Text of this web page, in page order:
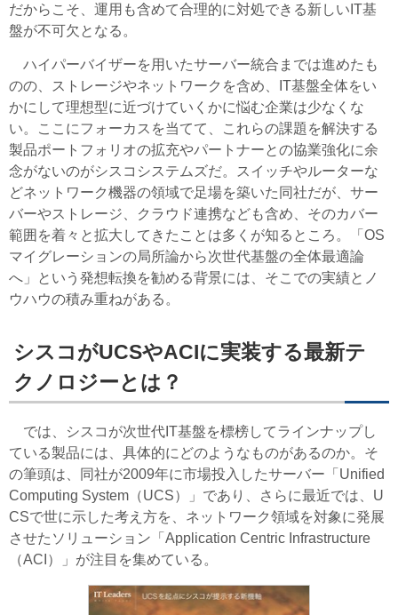
だからこそ、運用も含めて合理的に対処できる新しいIT基
盤が不可欠となる。
ハイパーバイザーを用いたサーバー統合までは進めたも
のの、ストレージやネットワークを含め、IT基盤全体をい
かにして理想型に近づけていくかに悩む企業は少なくな
い。ここにフォーカスを当てて、これらの課題を解決する
製品ポートフォリオの拡充やパートナーとの協業強化に余
念がないのがシスコシステムズだ。スイッチやルーターな
どネットワーク機器の領域で足場を築いた同社だが、サー
バーやストレージ、クラウド連携なども含め、そのカバー
範囲を着々と拡大してきたことは多くが知るところ。「OS
マイグレーションの局所論から次世代基盤の全体最適論
へ」という発想転換を勧める背景には、そこでの実績とノ
ウハウの積み重ねがある。
シスコがUCSやACIに実装する最新テ
クノロジーとは？
では、シスコが次世代IT基盤を標榜してラインナップし
ている製品には、具体的にどのようなものがあるのか。そ
の筆頭は、同社が2009年に市場投入したサーバー「Unified
Computing System（UCS）」であり、さらに最近では、U
CSで世に示した考え方を、ネットワーク領域を対象に発展
させたソリューション「Application Centric Infrastructure
（ACI）」が注目を集めている。